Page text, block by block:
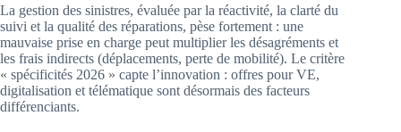
La gestion des sinistres, évaluée par la réactivité, la clarté du
suivi et la qualité des réparations, pèse fortement : une
mauvaise prise en charge peut multiplier les désagréments et
les frais indirects (déplacements, perte de mobilité). Le critère
« spécificités 2026 » capte l’innovation : offres pour VE,
digitalisation et télématique sont désormais des facteurs
différenciants.